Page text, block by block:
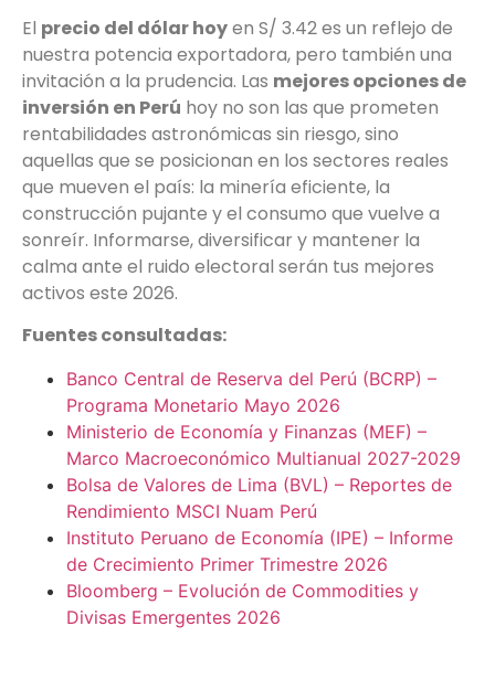
El precio del dólar hoyen S/ 3.42 es un reflejo de
nuestra potencia exportadora, pero también una
invitación a la prudencia. Las mejores opciones de
inversión en Perú hoy no son las que prometen
rentabilidades astronómicas sin riesgo, sino
aquellas que se posicionan en los sectores reales
que mueven el país: la minería eficiente, la
construcción pujante y el consumo que vuelve a
sonreír. Informarse, diversificar y mantener la
calma ante el ruido electoral serán tus mejores
activos este 2026.
Fuentes consultadas:
Banco Central de Reserva del Perú (BCRP) –
Programa Monetario Mayo 2026
Ministerio de Economía y Finanzas (MEF) –
Marco Macroeconómico Multianual 2027-2029
Bolsa de Valores de Lima (BVL) – Reportes de
Rendimiento MSCI Nuam Perú
Instituto Peruano de Economía (IPE) – Informe
de Crecimiento Primer Trimestre 2026
Bloomberg – Evolución de Commodities y
Divisas Emergentes 2026